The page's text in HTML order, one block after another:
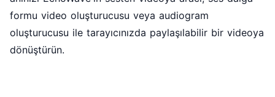
formu video oluşturucusu veya audiogram
oluşturucusu ile tarayıcınızda paylaşılabilir bir videoya
dönüştürün.